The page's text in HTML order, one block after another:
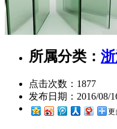
所属分类：
点击次数： 1877
发布日期： 2016/08/
更